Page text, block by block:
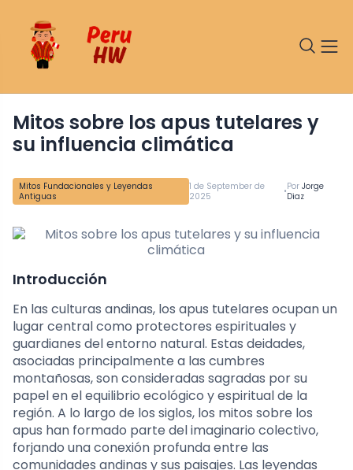
Mitos Fundacionales y Leyendas
Antiguas
1 de September de
2025
•PorJorge
Diaz
Mitos sobre los apus tutelares y
su influencia climática
Introducción
En las culturas andinas, los apus tutelares ocupan un
lugar central como protectores espirituales y
guardianes del entorno natural. Estas deidades,
asociadas principalmente a las cumbres
montañosas, son consideradas sagradas por su
papel en el equilibrio ecológico y espiritual de la
región. A lo largo de los siglos, los mitos sobre los
apus han formado parte del imaginario colectivo,
forjando una conexión profunda entre las
comunidades andinas y sus paisajes. Las leyendas